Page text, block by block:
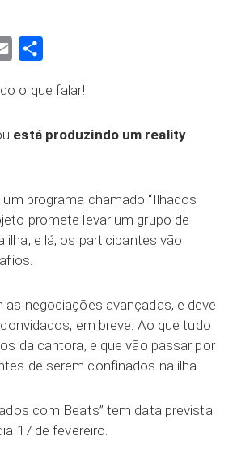
Email
o que falar!
está produzindo um reality
programa chamado “Ilhados
promete levar um grupo de
ilha, e lá, os participantes vão
negociações avançadas, e deve
em breve. Ao que tudo
da cantora, e que vão passar por
de serem confinados na ilha.
com Beats” tem data prevista
17 de fevereiro.